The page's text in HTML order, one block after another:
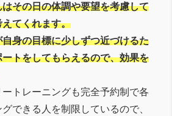
その日の体調や要望を考慮して
てくれます。
身の目標に少しずつ近づけるた
トをしてもらえるので、効果を
トレーニングも完全予約制で各
できる人を制限しているので、